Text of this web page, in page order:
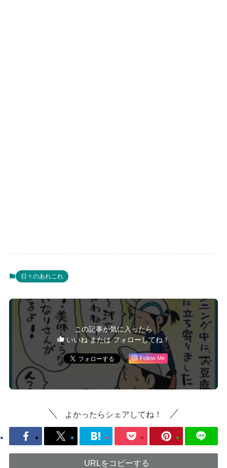
日々のあれこれ
この記事が気に入ったら
いいね または フォローしてね！
Follow Me
よかったらシェアしてね！
URLをコピーする